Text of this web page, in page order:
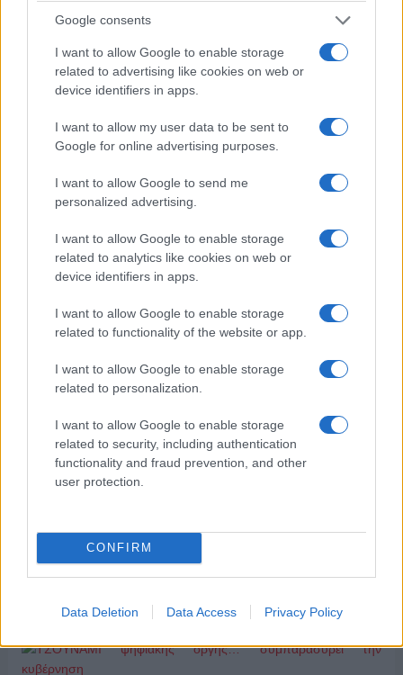
Google consents
I want to allow Google to enable storage
related to advertising like cookies on web or
device identifiers in apps.
I want to allow my user data to be sent to
Google for online advertising purposes.
I want to allow Google to send me
personalized advertising.
I want to allow Google to enable storage
related to analytics like cookies on web or
device identifiers in apps.
I want to allow Google to enable storage
related to functionality of the website or app.
I want to allow Google to enable storage
related to personalization.
I want to allow Google to enable storage
related to security, including authentication
functionality and fraud prevention, and other
user protection.
CONFIRM
Data Deletion Data Access Privacy Policy
Αυτά είναι τα 4 prints στα μαγιό που θα βλέπεις σε κάθε
παραλία φέτος!
Πεινάς και εσύ μετά το
ξενύχτι; 5 καντίνες στην
βραδινές σου λιγούρες
Πώς να ξεφλουδίζεις
kitchen trick που κάθε
foodie πρέπει να ξέρει
Οι «Τυπολογίες» περνούν στην εικόνα, έχοντας ως πρώτο
καλεσμένο στο νέο vidcast τον Παύλο Μαρινάκη
Πόλεμοι και ένα…
Τσουνάμι Αλλαγών: Η
Ελληνικών Media
«Τυπολογίες» στο